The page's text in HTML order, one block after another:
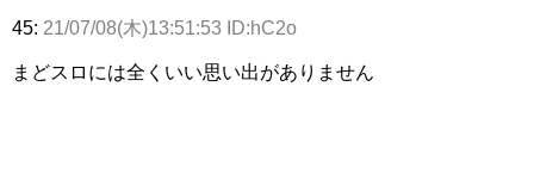
45: 21/07/08(木)13:51:53 ID:hC2o
まどスロには全くいい思い出がありません